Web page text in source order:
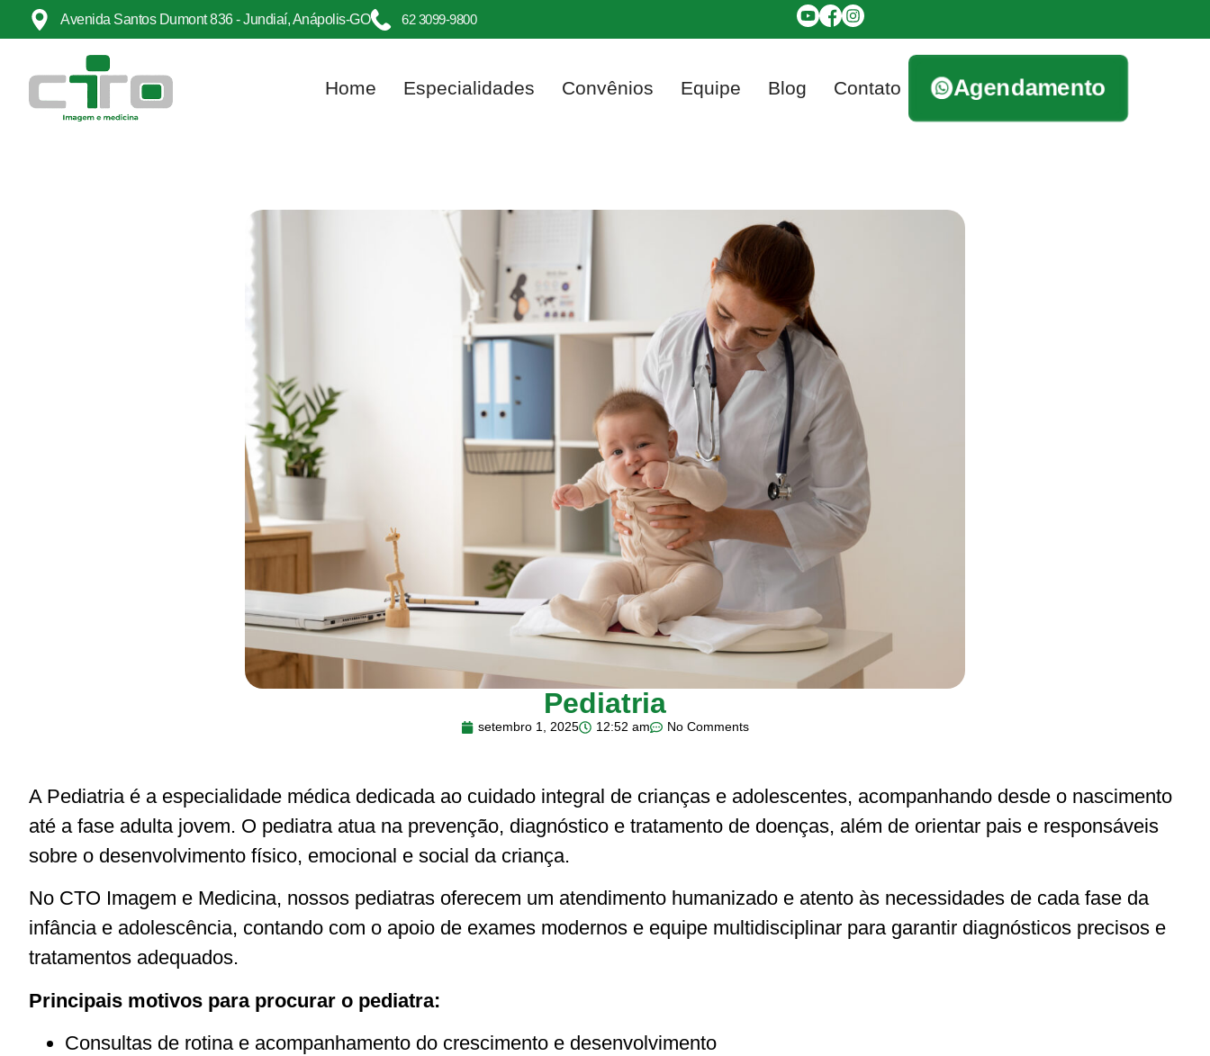
Avenida Santos Dumont 836 - Jundiaí, Anápolis-GO 62 3099-9800
Home Especialidades Convênios Equipe Blog Contato Agendamento
Pediatria
setembro 1, 2025 12:52 am No Comments
A Pediatria é a especialidade médica dedicada ao cuidado integral de crianças e adolescentes, acompanhando desde o nascimento
até a fase adulta jovem. O pediatra atua na prevenção, diagnóstico e tratamento de doenças, além de orientar pais e responsáveis
sobre o desenvolvimento físico, emocional e social da criança.
No CTO Imagem e Medicina, nossos pediatras oferecem um atendimento humanizado e atento às necessidades de cada fase da
infância e adolescência, contando com o apoio de exames modernos e equipe multidisciplinar para garantir diagnósticos precisos e
tratamentos adequados.
Principais motivos para procurar o pediatra:
Consultas de rotina e acompanhamento do crescimento e desenvolvimento